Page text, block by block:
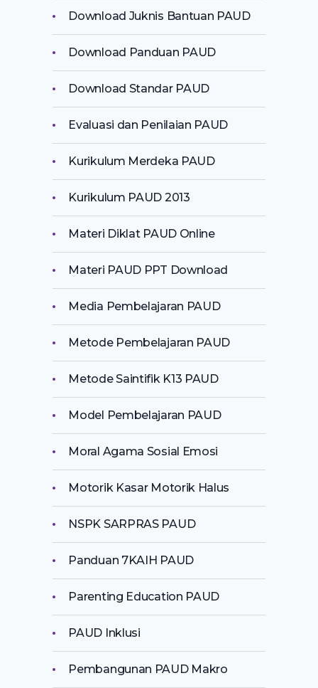
Download Juknis Bantuan PAUD
Download Panduan PAUD
Download Standar PAUD
Evaluasi dan Penilaian PAUD
Kurikulum Merdeka PAUD
Kurikulum PAUD 2013
Materi Diklat PAUD Online
Materi PAUD PPT Download
Media Pembelajaran PAUD
Metode Pembelajaran PAUD
Metode Saintifik K13 PAUD
Model Pembelajaran PAUD
Moral Agama Sosial Emosi
Motorik Kasar Motorik Halus
NSPK SARPRAS PAUD
Panduan 7KAIH PAUD
Parenting Education PAUD
PAUD Inklusi
Pembangunan PAUD Makro